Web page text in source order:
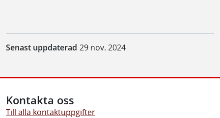
Senast uppdaterad 29 nov. 2024
Kontakta oss
Till alla kontaktuppgifter